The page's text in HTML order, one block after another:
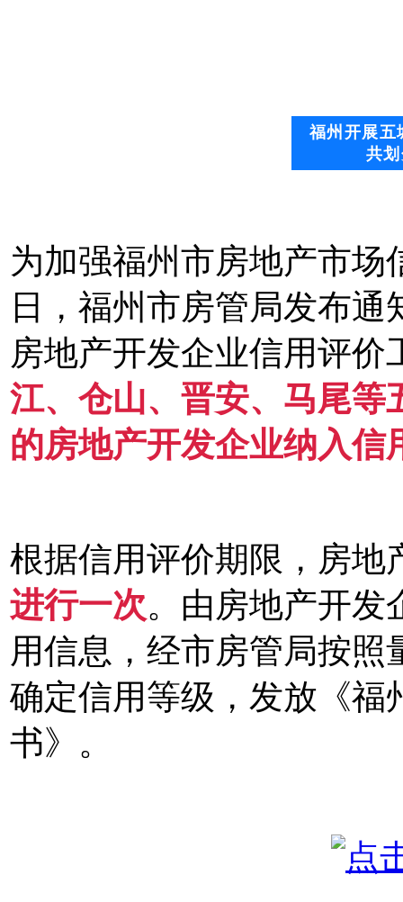
福州开展五
共
为加强福州市房地产市场
日，福州市房管局发布
房地产开发企业信用评价
江、仓山、晋安、马尾等
的房地产开发企业纳入信
根据信用评价期限，房地
进行一次。由房地产开发
用信息，经市房管局按
确定信用等级，发放《福
书》。